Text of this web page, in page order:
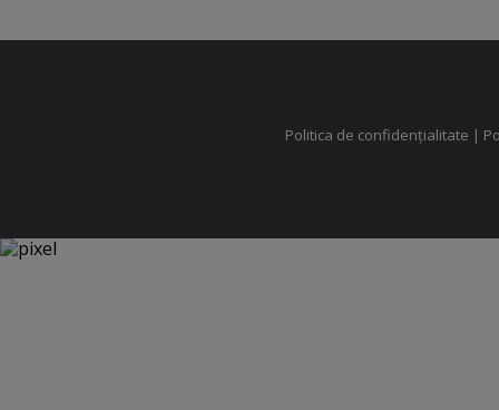
Politica de confidențialitate |